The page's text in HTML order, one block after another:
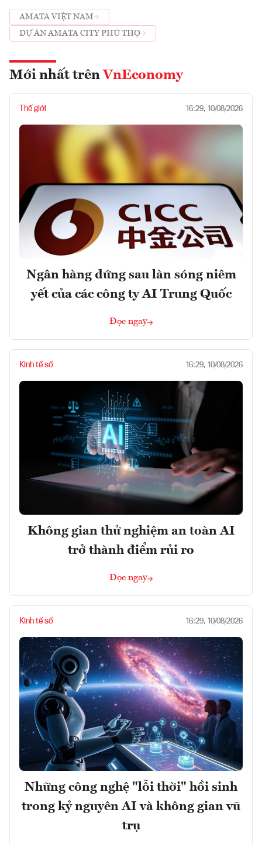
AMATA VIỆT NAM
DỰ ÁN AMATA CITY PHÚ THỌ
Mới nhất trên VnEconomy
Thế giới 16:29, 10/08/2026
Ngân hàng đứng sau làn sóng niêm
yết của các công ty AI Trung Quốc
Đọc ngay
Kinh tế số 16:29, 10/08/2026
Không gian thử nghiệm an toàn AI
trở thành điểm rủi ro
Đọc ngay
Kinh tế số 16:29, 10/08/2026
Những công nghệ "lỗi thời" hồi sinh
trong kỷ nguyên AI và không gian vũ
trụ